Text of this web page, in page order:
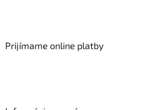
Prijímame online platby